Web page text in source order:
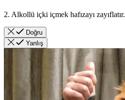
2. Alkollü içki içmek hafızayı zayıflatır.
Doğru
Yanlış